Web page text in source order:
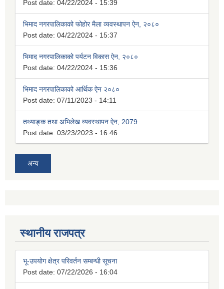
Post date: 04/22/2024 - 15:39
भिमाद नगरपालिकाको फोहोर मैला व्यवस्थापन ऐन, २०८०
Post date: 04/22/2024 - 15:37
भिमाद नगरपालिकाको पर्यटन विकास ऐन, २०८०
Post date: 04/22/2024 - 15:36
भिमाद नगरपालिकाको आर्थिक ऐन २०८०
Post date: 07/11/2023 - 14:11
तथ्याङ्क तथा अभिलेख व्यवस्थापन ऐन, 2079
Post date: 03/23/2023 - 16:46
अन्य
स्थानीय राजपत्र
भू-उपयोग क्षेत्र परिवर्तन सम्बन्धी सूचना
Post date: 07/22/2026 - 16:04